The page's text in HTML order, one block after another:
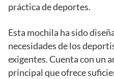
práctica de deportes.
Esta mochila ha sido
necesidades de los
exigentes. Cuenta con un
principal que ofrece